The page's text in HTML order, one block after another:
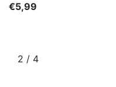
€5,99
2 / von
4